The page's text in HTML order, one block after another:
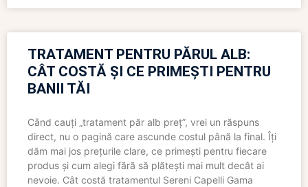
TRATAMENT PENTRU PĂRUL ALB:
CÂT COSTĂ ȘI CE PRIMEȘTI PENTRU
BANII TĂI
Când cauți „tratament păr alb preț”, vrei un răspuns
direct, nu o pagină care ascunde costul până la final. Îți
dăm mai jos prețurile clare, ce primești pentru fiecare
produs și cum alegi fără să plătești mai mult decât ai
nevoie. Cât costă tratamentul Sereni Capelli Gama